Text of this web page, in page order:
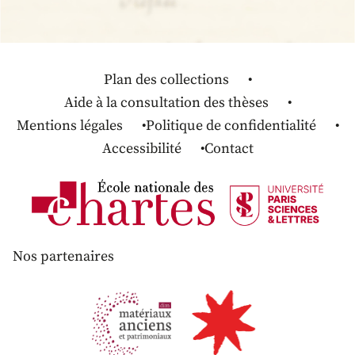
Plan des collections
Aide à la consultation des thèses
Mentions légales
Politique de confidentialité
Accessibilité
Contact
Nos partenaires